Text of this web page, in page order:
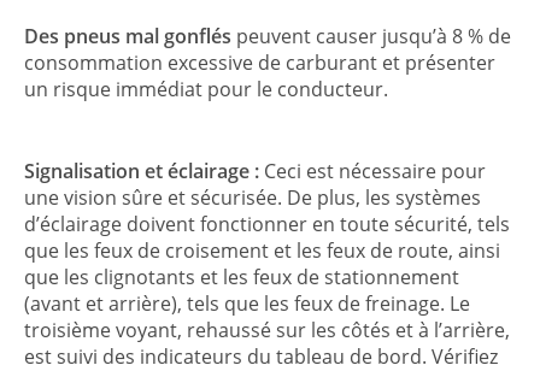
Des pneus mal gonflés peuvent causer jusqu’à 8 % de
consommation excessive de carburant et présenter
un risque immédiat pour le conducteur.
Signalisation et éclairage : Ceci est nécessaire pour
une vision sûre et sécurisée. De plus, les systèmes
d’éclairage doivent fonctionner en toute sécurité, tels
que les feux de croisement et les feux de route, ainsi
que les clignotants et les feux de stationnement
(avant et arrière), tels que les feux de freinage. Le
troisième voyant, rehaussé sur les côtés et à l’arrière,
est suivi des indicateurs du tableau de bord. Vérifiez